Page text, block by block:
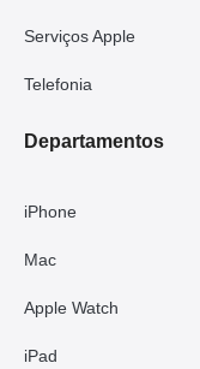
Serviços Apple
Telefonia
Departamentos
iPhone
Mac
Apple Watch
iPad